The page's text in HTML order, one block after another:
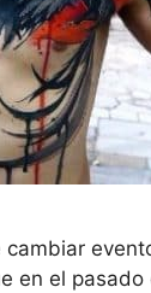
cambiar
en el pasado